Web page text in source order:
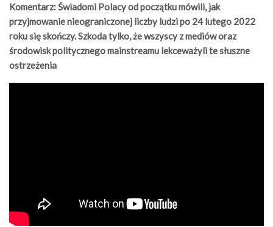
Komentarz: Świadomi Polacy od początku mówili, jak
przyjmowanie nieograniczonej liczby ludzi po 24 lutego 2022
roku się skończy. Szkoda tylko, że wszyscy z mediów oraz
środowisk politycznego mainstreamu lekceważyli te słuszne
ostrzeżenia